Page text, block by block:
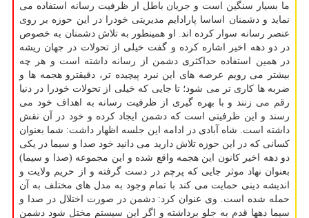
ما بسیار سنگین است و جریان باطل از ظرفیت رسانه استفاده می
نماید و دشمنان اساسا پارادایم مدیریتی خودرا در این حوزه بر روی
عنصر رسانه سوار کرده اند. او همینطور به تلاش دشمنان به خصوص
در دو دهه اخیر اشاره کرده و گفت خیلی از تحولات در جهان ریشه
در همین استفاده حداکثری دشمن از رسانه داشته است و هر چه
بیشتر می رویم عرصه های این نبرد پیچیده تر، دقیقترو هجمه ها و
ضربه ها کاری تر می شود؛ تا جایی که خیلی از تحولات خودرا در دنیا
رقم می زنند و با بهره گیری از ظرفیت رسانه به اهداف خود می
رسند و این ظرفیتی است که دشمن ایجاد کرده و خود در آن نقش
داشته است. شاه آبادی در ادامه این جلسه اظهار داشت: شما بعنوان
کسانی که در این حوزه تلاش دارید می دانید خود صدا و سیما در یکی
دو دهه اخیر کانون این هجمه واقع شده و این مجموعه (صدا و سیما)
بعنوان نهاد موثر جایی که پرچم در دست گرفته و از حریم ولایت و
اندیشه دینی حمایت می کند با تمام وجود به مدل های مختلف به آن
حمله شده است. وی عنوان کرد: دشمن در صورت اختلال در صدا و
سیما دهها قدم به جلو برداشته و اگر این سیستم مختل شود دشمن